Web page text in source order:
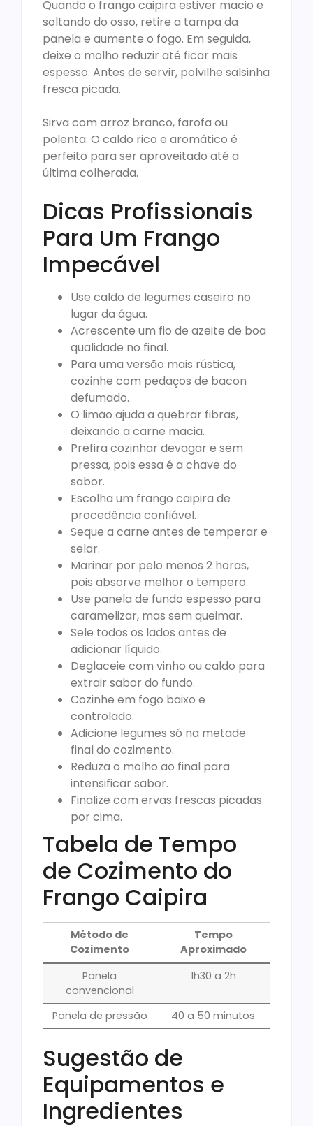
Quando o frango caipira estiver macio e
soltando do osso, retire a tampa da
panela e aumente o fogo. Em seguida,
deixe o molho reduzir até ficar mais
espesso. Antes de servir, polvilhe salsinha
fresca picada.
Sirva com arroz branco, farofa ou
polenta. O caldo rico e aromático é
perfeito para ser aproveitado até a
última colherada.
Dicas Profissionais
Para Um Frango
Impecável
Use caldo de legumes caseiro no
lugar da água.
Acrescente um fio de azeite de boa
qualidade no final.
Para uma versão mais rústica,
cozinhe com pedaços de bacon
defumado.
O limão ajuda a quebrar fibras,
deixando a carne macia.
Prefira cozinhar devagar e sem
pressa, pois essa é a chave do
sabor.
Escolha um frango caipira de
procedência confiável.
Seque a carne antes de temperar e
selar.
Marinar por pelo menos 2 horas,
pois absorve melhor o tempero.
Use panela de fundo espesso para
caramelizar, mas sem queimar.
Sele todos os lados antes de
adicionar líquido.
Deglaceie com vinho ou caldo para
extrair sabor do fundo.
Cozinhe em fogo baixo e
controlado.
Adicione legumes só na metade
final do cozimento.
Reduza o molho ao final para
intensificar sabor.
Finalize com ervas frescas picadas
por cima.
Tabela de Tempo
de Cozimento do
Frango Caipira
Método de
Cozimento
Tempo
Aproximado
Panela
convencional
1h30 a 2h
Panela de pressão 40 a 50 minutos
Sugestão de
Equipamentos e
Ingredientes